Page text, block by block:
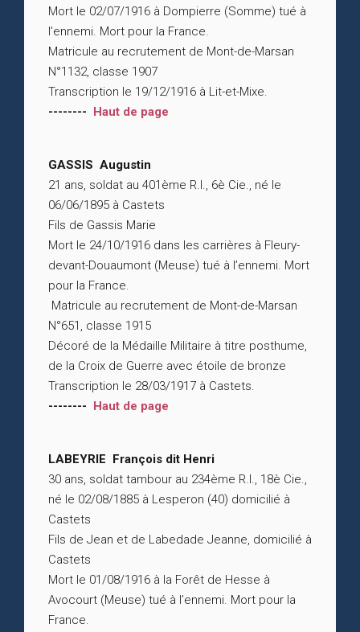
Mort le 02/07/1916 à Dompierre (Somme) tué à
l’ennemi. Mort pour la France.
Matricule au recrutement de Mont-de-Marsan
N°1132, classe 1907
Transcription le 19/12/1916 à Lit-et-Mixe.
-------- Haut de page
GASSIS Augustin
21 ans, soldat au 401ème R.I., 6è Cie., né le
06/06/1895 à Castets
Fils de Gassis Marie
Mort le 24/10/1916 dans les carrières à Fleury-
devant-Douaumont (Meuse) tué à l’ennemi. Mort
pour la France.
Matricule au recrutement de Mont-de-Marsan
N°651, classe 1915
Décoré de la Médaille Militaire à titre posthume,
de la Croix de Guerre avec étoile de bronze
Transcription le 28/03/1917 à Castets.
-------- Haut de page
LABEYRIE François dit Henri
30 ans, soldat tambour au 234ème R.I., 18è Cie.,
né le 02/08/1885 à Lesperon (40) domicilié à
Castets
Fils de Jean et de Labedade Jeanne, domicilié à
Castets
Mort le 01/08/1916 à la Forêt de Hesse à
Avocourt (Meuse) tué à l’ennemi. Mort pour la
France.